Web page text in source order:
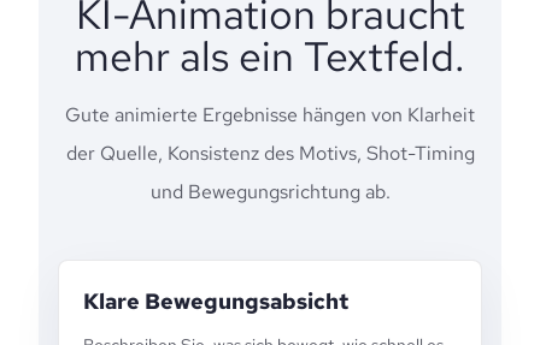
KI-Animation braucht
mehr als ein Textfeld.
Gute animierte Ergebnisse hängen von Klarheit
der Quelle, Konsistenz des Motivs, Shot-Timing
und Bewegungsrichtung ab.
Klare Bewegungsabsicht